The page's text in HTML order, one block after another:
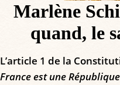
Marlène
quand, le
L’article 1 de la
France est une